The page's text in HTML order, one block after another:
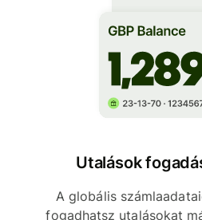
Utalások
A globális
fogadhatsz utalásokat